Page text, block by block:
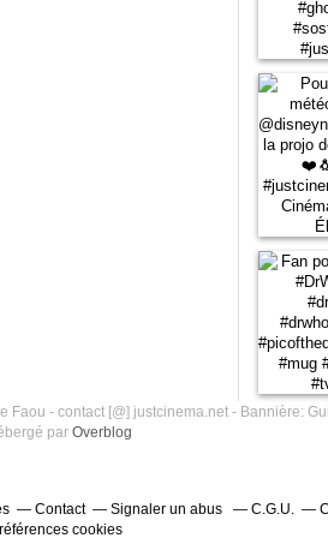
- contact [@] justcinema.net - Bannière:
par Overblog
Contact Signaler un abus C.G.U.
cookies